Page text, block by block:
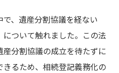
、遺産分割協議を経ない
について触れました。この法
分割協議の成立を待たずに
るため、相続登記義務化の